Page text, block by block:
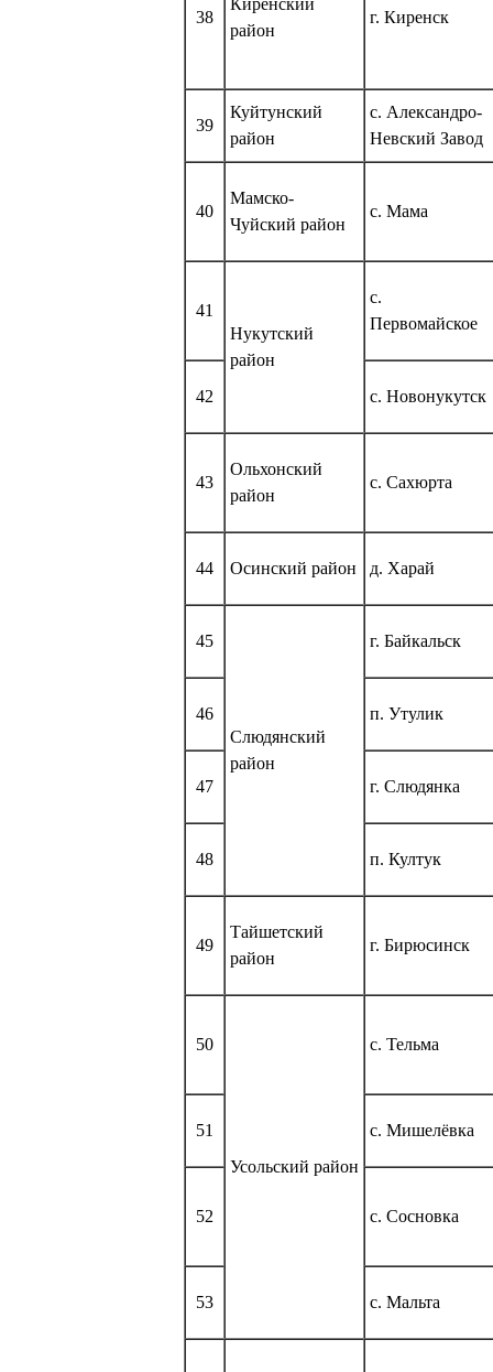
38
Киренский
район
г. Киренск
39
Куйтунский
район
с. Александро-
Невский Завод
40
Мамско-
Чуйский район
с. Мама
41
Нукутский
район
с.
Первомайское
42 с. Новонукутск
43
Ольхонский
район
с. Сахюрта
44 Осинский район д. Харай
45
Слюдянский
район
г. Байкальск
46 п. Утулик
47 г. Слюдянка
48 п. Култук
49
Тайшетский
район
г. Бирюсинск
50
Усольский район
с. Тельма
51 с. Мишелёвка
52 с. Сосновка
53 с. Мальта